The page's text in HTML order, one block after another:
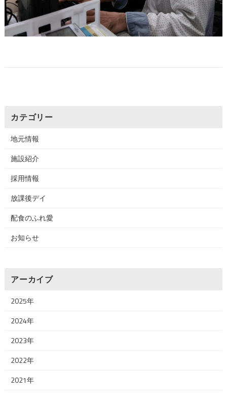
カテゴリー
地元情報
施設紹介
採用情報
放課後デイ
配食のふれ愛
お知らせ
アーカイブ
2025年
2024年
2023年
2022年
2021年